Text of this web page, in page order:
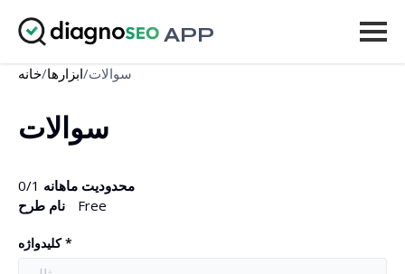
APP
ابزارها
قیمت‌ها
ورود
ارتقاء
خانه/ابزارها/سوالات
سوالات
محدودیت ماهانه 0/1
نام طرح
Free
کلیدواژه *